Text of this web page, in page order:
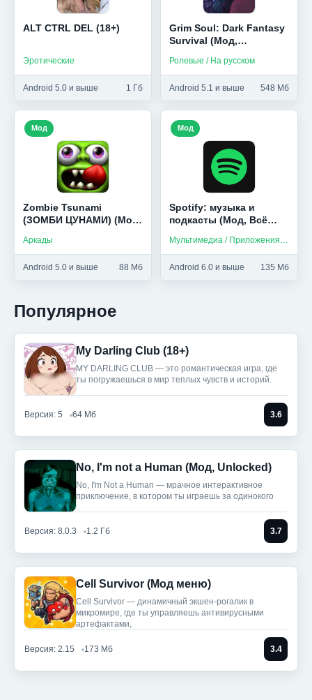
ALT CTRL DEL (18+)
Эротические
Android 5.0 и выше 1 Гб
Grim Soul: Dark Fantasy
Survival (Мод,
Ролевые / На русском
Android 5.1 и выше 548 Мб
Zombie Tsunami
(ЗОМБИ ЦУНАМИ) (Мод,
Аркады
Android 5.0 и выше 88 Мб
Мод
Spotify: музыка и
подкасты (Мод, Всё
Android 6.0 и выше 135 Мб
Мод
Популярное
My Darling Club (18+)
MY DARLING CLUB — это романтическая игра, где
ты погружаешься в мир теплых чувств и историй.
Версия: 5 64 Мб 3.6
No, I'm not a Human (Мод, Unlocked)
No, I'm Not a Human — мрачное интерактивное
приключение, в котором ты играешь за одинокого
Версия: 8.0.3 1.2 Гб 3.7
Cell Survivor (Мод меню)
Cell Survivor — динамичный экшен-рогалик в
микромире, где ты управляешь антивирусными
артефактами,
Версия: 2.15 173 Мб 3.4